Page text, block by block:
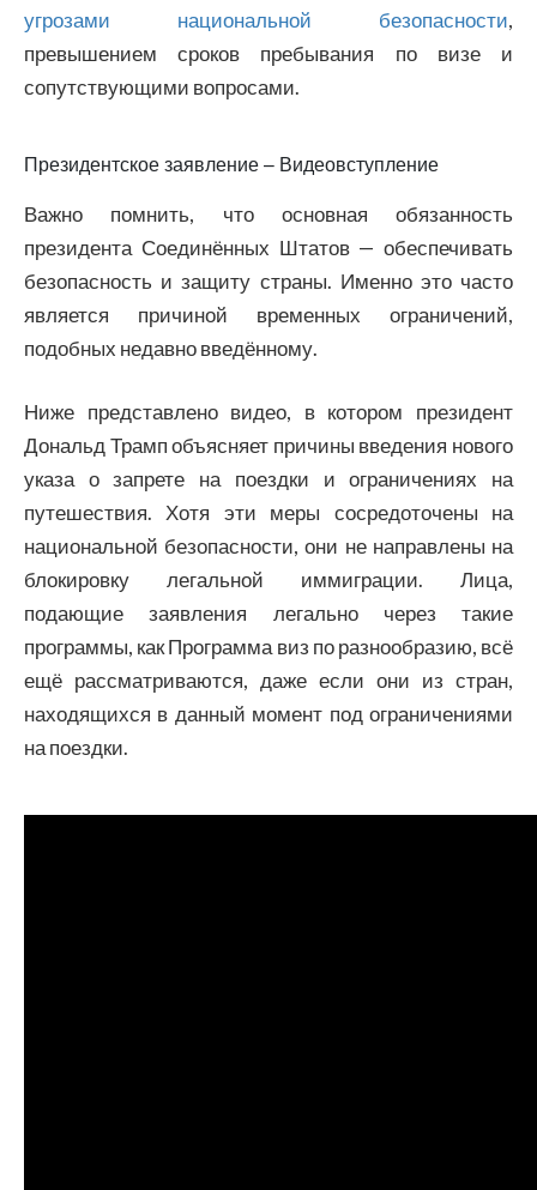
угрозами национальной безопасности,
превышением сроков пребывания по визе и
сопутствующими вопросами.
Президентское заявление – Видеовступление
Важно помнить, что основная обязанность
президента Соединённых Штатов — обеспечивать
безопасность и защиту страны. Именно это часто
является причиной временных ограничений,
подобных недавно введённому.
Ниже представлено видео, в котором президент
Дональд Трамп объясняет причины введения нового
указа о запрете на поездки и ограничениях на
путешествия. Хотя эти меры сосредоточены на
национальной безопасности, они не направлены на
блокировку легальной иммиграции. Лица,
подающие заявления легально через такие
программы, как Программа виз по разнообразию, всё
ещё рассматриваются, даже если они из стран,
находящихся в данный момент под ограничениями
на поездки.